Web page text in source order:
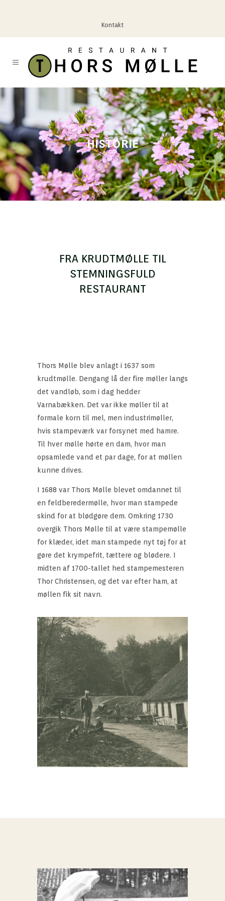
Kontakt
HISTORIE
FRA KRUDTMØLLE TIL
STEMNINGSFULD
RESTAURANT
Thors Mølle blev anlagt i 1637 som
krudtmølle. Dengang lå der fire møller langs
det vandløb, som i dag hedder
Varnabækken. Det var ikke møller til at
formale korn til mel, men industrimøller,
hvis stampeværk var forsynet med hamre.
Til hver mølle hørte en dam, hvor man
opsamlede vand et par dage, for at møllen
kunne drives.
I 1688 var Thors Mølle blevet omdannet til
en feldberedermølle, hvor man stampede
skind for at blødgøre dem. Omkring 1730
overgik Thors Mølle til at være stampemølle
for klæder, idet man stampede nyt tøj for at
gøre det krympefrit, tættere og blødere. I
midten af 1700-tallet hed stampemesteren
Thor Christensen, og det var efter ham, at
møllen fik sit navn.